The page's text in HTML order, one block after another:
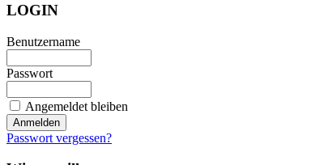
LOGIN
Benutzername
Passwort
Angemeldet bleiben
Passwort vergessen?